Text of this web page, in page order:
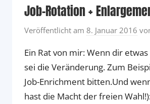
Job-Rotation +
Veröffentlicht am 8. Januar 2016
Ein Rat von mir: Wenn dir
sei die Veränderung. Zum
Job-Enrichment bitten.Und
hast die Macht der freien